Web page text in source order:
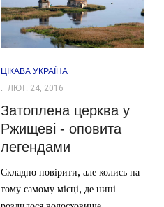
ЦІКАВА УКРАЇНА
ЛЮТ. 24, 2016
Затоплена церква у
Ржищеві - оповита
легендами
Складно повірити, але колись на
тому самому місці, де нині